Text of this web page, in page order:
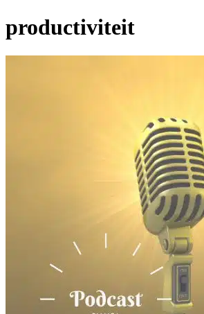
productiviteit